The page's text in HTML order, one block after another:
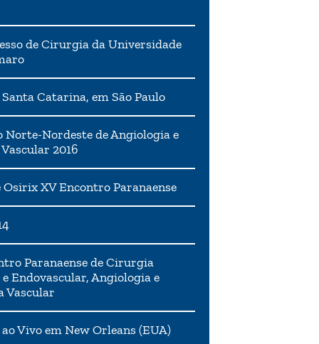
de Cirurgia da Universidade
Catarina, em São Paulo
Norte-Nordeste de Angiologia e
2016
Osirix XV Encontro Paranaense
Paranaense de Cirurgia
Endovascular, Angiologia e
Vascular
Vivo em New Orleans (EUA)